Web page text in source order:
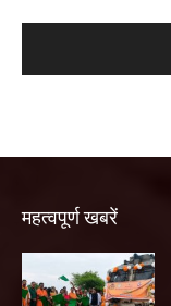
महत्वपूर्ण खबरें